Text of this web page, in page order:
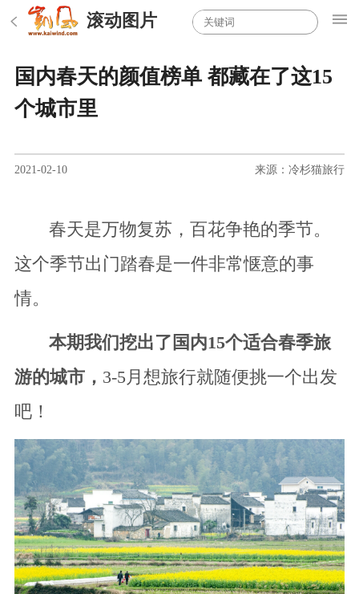
滚动图片
国内春天的颜值榜单 都藏在了这15
个城市里
2021-02-10 来源：冷杉猫旅行
春天是万物复苏，百花争艳的季节。
这个季节出门踏春是一件非常惬意的事
情。
本期我们挖出了国内15个适合春季旅
游的城市， 3-5月想旅行就随便挑一个出发
吧！